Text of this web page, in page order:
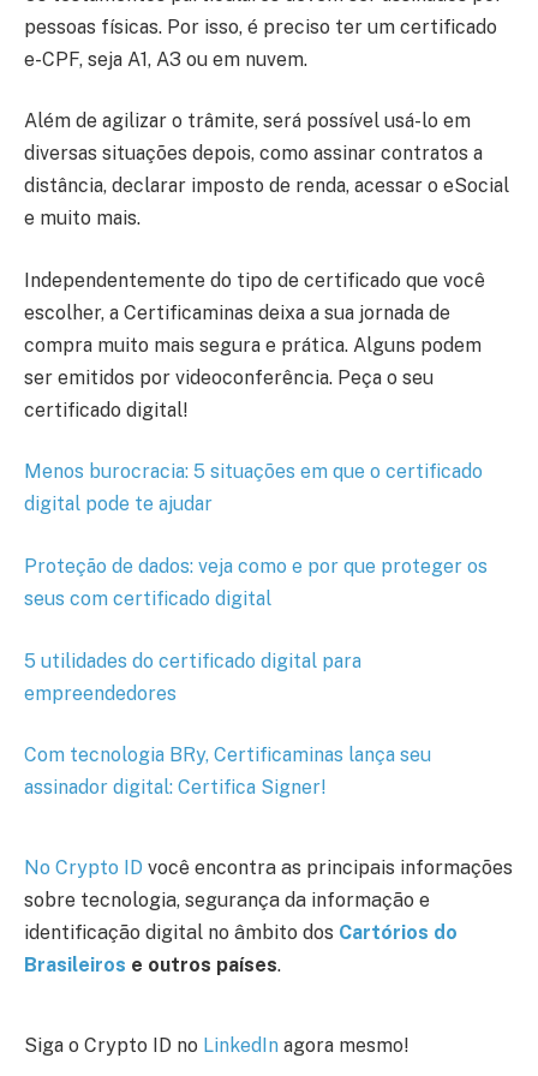
pessoas físicas. Por isso, é preciso ter um certificado
e-CPF, seja A1, A3 ou em nuvem.
Além de agilizar o trâmite, será possível usá-lo em
diversas situações depois, como assinar contratos a
distância, declarar imposto de renda, acessar o eSocial
e muito mais.
Independentemente do tipo de certificado que você
escolher, a Certificaminas deixa a sua jornada de
compra muito mais segura e prática. Alguns podem
ser emitidos por videoconferência. Peça o seu
certificado digital!
Menos burocracia: 5 situações em que o certificado
digital pode te ajudar
Proteção de dados: veja como e por que proteger os
seus com certificado digital
5 utilidades do certificado digital para
empreendedores
Com tecnologia BRy, Certificaminas lança seu
assinador digital: Certifica Signer!
No Crypto ID você encontra as principais informações
sobre tecnologia, segurança da informação e
identificação digital no âmbito dos Cartórios do
Brasileiros e outros países.
Siga o Crypto ID no LinkedIn agora mesmo!